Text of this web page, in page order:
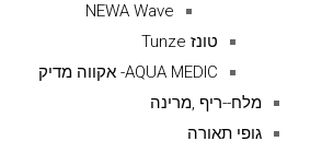
NEWA Wave
טונז Tunze
AQUA MEDIC- אקווה מדיק
מלח--ריף ,מרינה
גופי תאורה